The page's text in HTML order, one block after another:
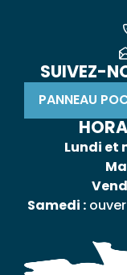
SUIVEZ-
PANNEAU
Lundi et
Samedi :